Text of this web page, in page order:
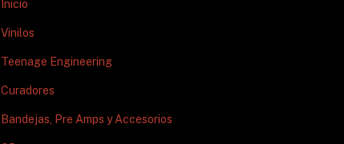
Inicio
Vinilos
Teenage Engineering
Curadores
Bandejas, Pre Amps y Accesorios